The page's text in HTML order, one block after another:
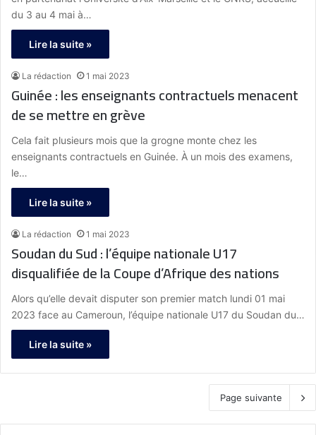
du 3 au 4 mai à…
Lire la suite »
La rédaction 1 mai 2023
Guinée : les enseignants contractuels menacent
de se mettre en grève
Cela fait plusieurs mois que la grogne monte chez les
enseignants contractuels en Guinée. À un mois des examens,
le…
Lire la suite »
La rédaction 1 mai 2023
Soudan du Sud : l’équipe nationale U17
disqualifiée de la Coupe d’Afrique des nations
Alors qu’elle devait disputer son premier match lundi 01 mai
2023 face au Cameroun, l’équipe nationale U17 du Soudan du…
Lire la suite »
Page suivante